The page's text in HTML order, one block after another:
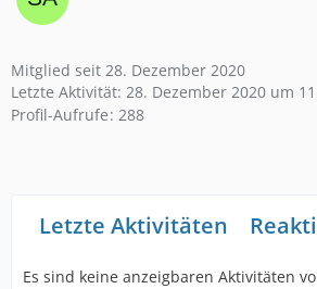
Mitglied seit 28. Dezember 2020
Letzte Aktivität: 28. Dezember 2020 um
Profil-Aufrufe 288
Letzte Aktivitäten
Es sind keine anzeigbaren Aktivitäten